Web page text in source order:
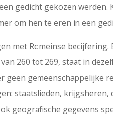
gedicht gekozen werden.
om hen te eren in een
met Romeinse
260 tot 269, staat in
geen gemeenschappelijke
staatslieden, krijgsheren,
geografische gegevens